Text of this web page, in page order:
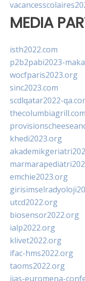
MEDIA
isth2022.com
p2b2pabi2023-
wocfparis2023.org
sinc2023.com
scdlqatar2022-
thecolumbiagrill.com
khedi2023.org
emchie2023.org
utcd2022.org
biosensor2022.org
ialp2022.org
klivet2022.org
ifac-hms2022.org
taoms2022.org
iias-euromena-